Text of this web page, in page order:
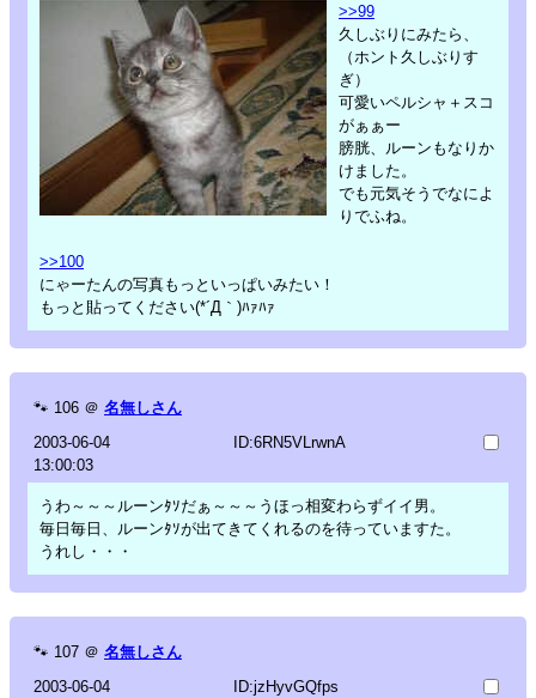
>>99
久しぶりにみたら、
（ホント久しぶりす
ぎ）
可愛いペルシャ＋スコ
がぁぁー
膀胱、ルーンもなりか
けました。
でも元気そうでなによ
りでふね。
>>100
にゃーたんの写真もっといっぱいみたい！
もっと貼ってください(*´Д｀)ﾊｧﾊｧ
🐾 106 ＠ 名無しさん
2003-06-04
13:00:03
ID:6RN5VLrwnA
うわ～～～ルーンﾀｿだぁ～～～うほっ相変わらずイイ男。
毎日毎日、ルーンﾀｿが出てきてくれるのを待っていますた。
うれし・・・
🐾 107 ＠ 名無しさん
2003-06-04
ID:jzHyvGQfps